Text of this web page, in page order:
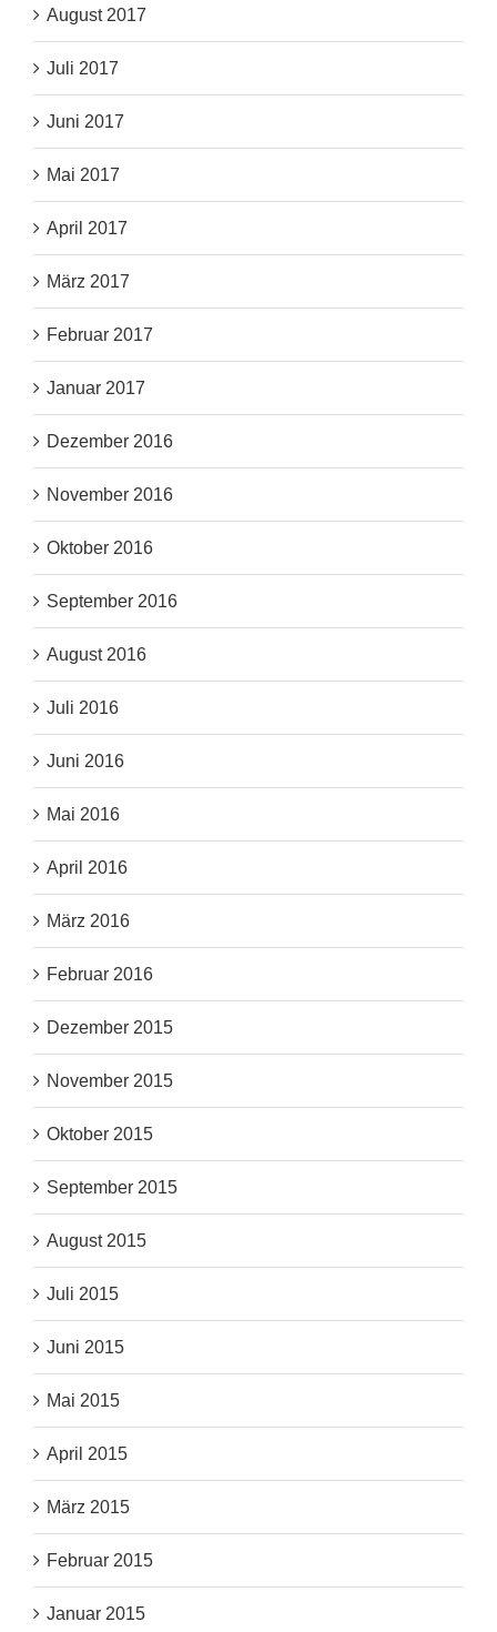
August 2017
Juli 2017
Juni 2017
Mai 2017
April 2017
März 2017
Februar 2017
Januar 2017
Dezember 2016
November 2016
Oktober 2016
September 2016
August 2016
Juli 2016
Juni 2016
Mai 2016
April 2016
März 2016
Februar 2016
Dezember 2015
November 2015
Oktober 2015
September 2015
August 2015
Juli 2015
Juni 2015
Mai 2015
April 2015
März 2015
Februar 2015
Januar 2015